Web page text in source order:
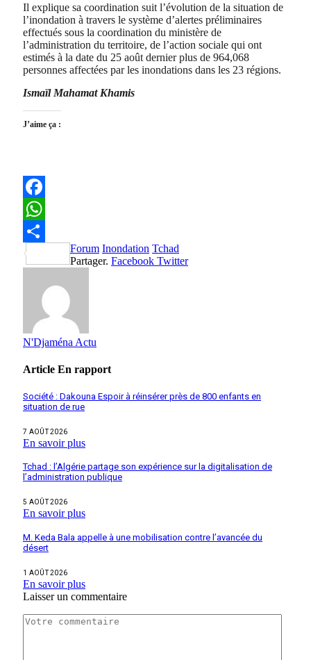
Il explique sa coordination suit l’évolution de la situation de
l’inondation à travers le système d’alertes préliminaires
effectués sous la coordination du ministère de
l’administration du territoire, de l’action sociale qui ont
estimés à la date du 25 août dernier plus de 964,068
personnes affectées par les inondations dans les 23 régions.
Ismaïl Mahamat Khamis
J’aime ça :
Facebook
WhatsApp
Partager
Forum Inondation Tchad
Partager. Facebook Twitter
N'Djaména Actu
Article En rapport
Société : Dakouna Espoir à réinsérer près de 800 enfants en
situation de rue
7 AOÛT 2026
En savoir plus
Tchad : l’Algérie partage son expérience sur la digitalisation de
l’administration publique
5 AOÛT 2026
En savoir plus
M. Keda Bala appelle à une mobilisation contre l’avancée du
désert
1 AOÛT 2026
En savoir plus
Laisser un commentaire